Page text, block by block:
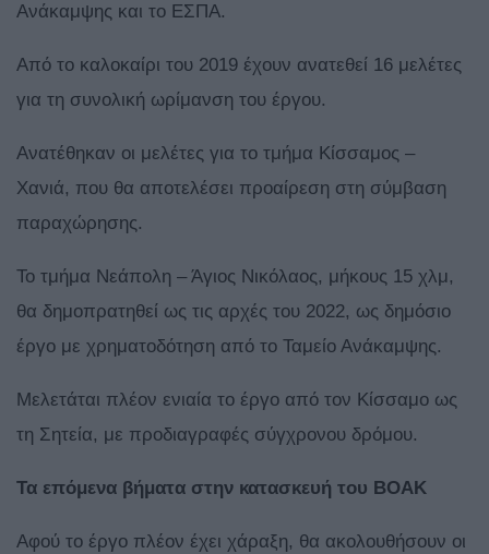
Ανάκαμψης και το ΕΣΠΑ.
Από το καλοκαίρι του 2019 έχουν ανατεθεί 16 μελέτες
για τη συνολική ωρίμανση του έργου.
Ανατέθηκαν οι μελέτες για το τμήμα Κίσσαμος –
Χανιά, που θα αποτελέσει προαίρεση στη σύμβαση
παραχώρησης.
Το τμήμα Νεάπολη – Άγιος Νικόλαος, μήκους 15 χλμ,
θα δημοπρατηθεί ως τις αρχές του 2022, ως δημόσιο
έργο με χρηματοδότηση από το Ταμείο Ανάκαμψης.
Μελετάται πλέον ενιαία το έργο από τον Κίσσαμο ως
τη Σητεία, με προδιαγραφές σύγχρονου δρόμου.
Τα επόμενα βήματα στην κατασκευή του ΒΟΑΚ
Αφού το έργο πλέον έχει χάραξη, θα ακολουθήσουν οι